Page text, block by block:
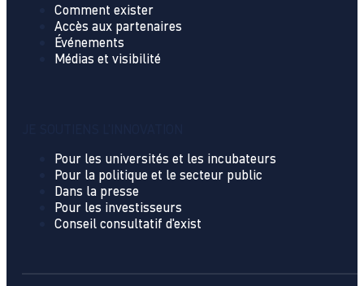
Comment exister
Accès aux partenaires
Événements
Médias et visibilité
Pour les universités et les incubateurs
Pour la politique et le secteur public
Dans la presse
Pour les investisseurs
Conseil consultatif d'exist